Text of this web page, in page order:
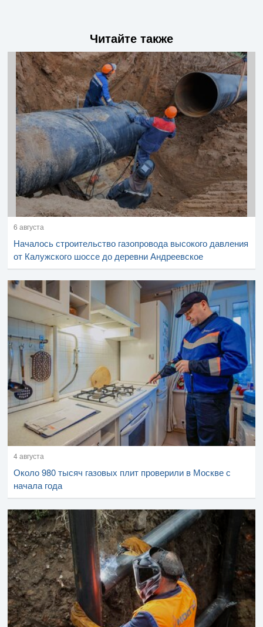
Читайте также
6 августа
Началось строительство газопровода высокого давления
от Калужского шоссе до деревни Андреевское
4 августа
Около 980 тысяч газовых плит проверили в Москве с
начала года